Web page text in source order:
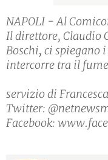
NAPOLI - Al
Il direttore, Claudio
Boschi, ci spiegano
intercorre tra il
servizio di
Twitter:
Facebook: